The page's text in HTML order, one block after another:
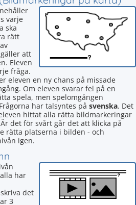
varje
ska
rätt
att
Eleven
fråga.
eleven en ny chans på missade
Om eleven svarar fel på en
spela, men spelomgången
har talsyntes på svenska. Det
hittat alla rätta bildmarkeringar
det för svårt går det att klicka på
rätta platserna i bilden - och
igen.
har
det
3